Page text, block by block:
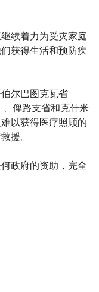
续着力为受灾家庭
获得生活和预防疾
尔巴图克瓦省
、俾路支省和克什米
以获得医疗照顾的
援。
政府的资助，完全